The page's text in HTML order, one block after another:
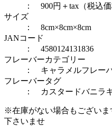
： 900円＋tax（税込価
サイズ
： 8cm×8cm×8cm
JANコード
： 4580124131836
フレーバーカテゴリー
： キャラメルフレー
フレーバータグ
：
カスタードバニラ
※在庫がない場合もござい
下さいませ